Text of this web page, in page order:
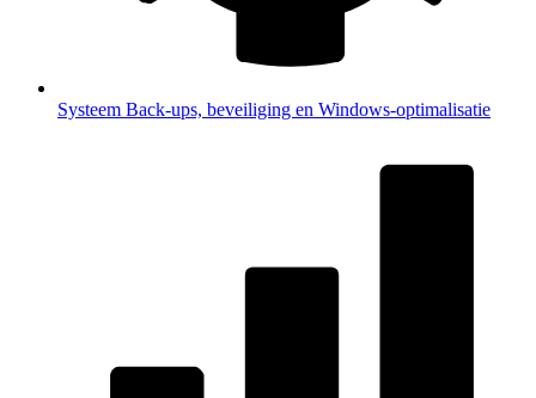
Systeem Back-ups, beveiliging en Windows-optimalisatie